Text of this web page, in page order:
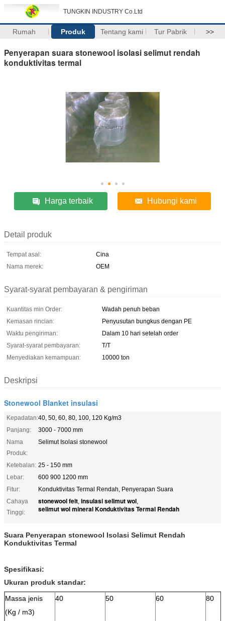
TUNGKIN INDUSTRY Co.Ltd
Rumah Produk Tentang kami Tur Pabrik >>
Penyerapan suara stonewool isolasi selimut rendah
konduktivitas termal
Harga terbaik Hubungi kami
Detail produk
Tempat asal:
Cina
Nama merek:
OEM
Syarat-syarat pembayaran & pengiriman
Kuantitas min Order:
Wadah penuh beban
Kemasan rincian:
Penyusutan bungkus dengan PE
Waktu pengiriman:
Dalam 10 hari setelah order
Syarat-syarat pembayaran:
T/T
Menyediakan kemampuan:
10000 ton
Deskripsi
Stonewool Blanket insulasi
Kepadatan:40, 50, 60, 80, 100, 120 Kg/m3
Panjang:
3000 - 7000 mm
Nama
Produk:
Selimut Isolasi stonewool
Ketebalan: 25 - 150 mm
Lebar:
600 900 1200 mm
Fitur:
Konduktivitas Termal Rendah, Penyerapan Suara
Cahaya
Tinggi:
stonewool felt, insulasi selimut wol,
selimut wol mineral Konduktivitas Termal Rendah
Suara Penyerapan stonewool Isolasi Selimut Rendah
Konduktivitas Termal
Spesifikasi:
Ukuran produk standar:
Massa jenis
(Kg / m3)
40 50 60 80